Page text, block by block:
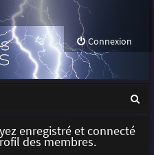
Connexion
enregistré et connecté
des membres.